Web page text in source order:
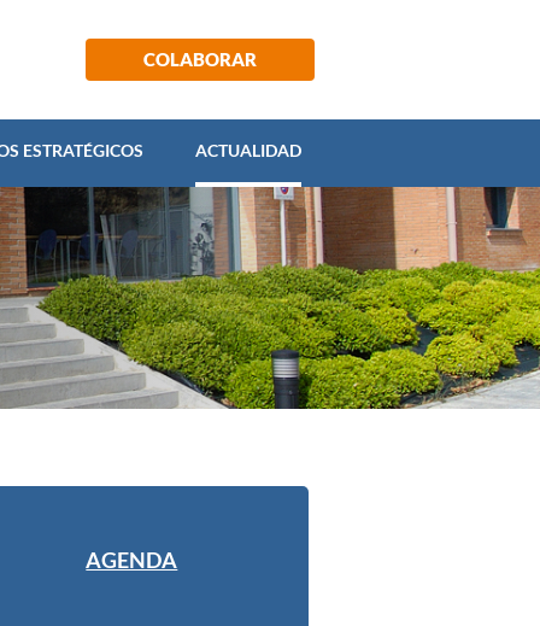
COLABORAR
ESTRATÉGICOS ACTUALIDAD
AGENDA